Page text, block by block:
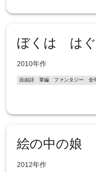
ぼくは はぐ
2010年作
自由詩 掌編 ファンタジー 全
絵の中の娘
2012年作